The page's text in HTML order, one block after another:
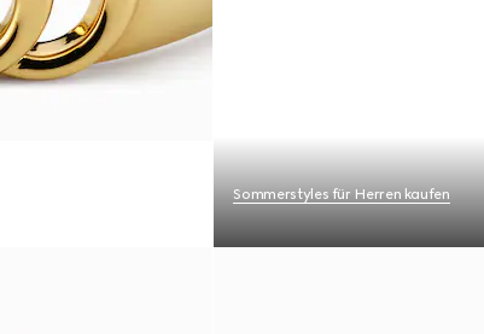
Sommerstyles für Herren kaufen